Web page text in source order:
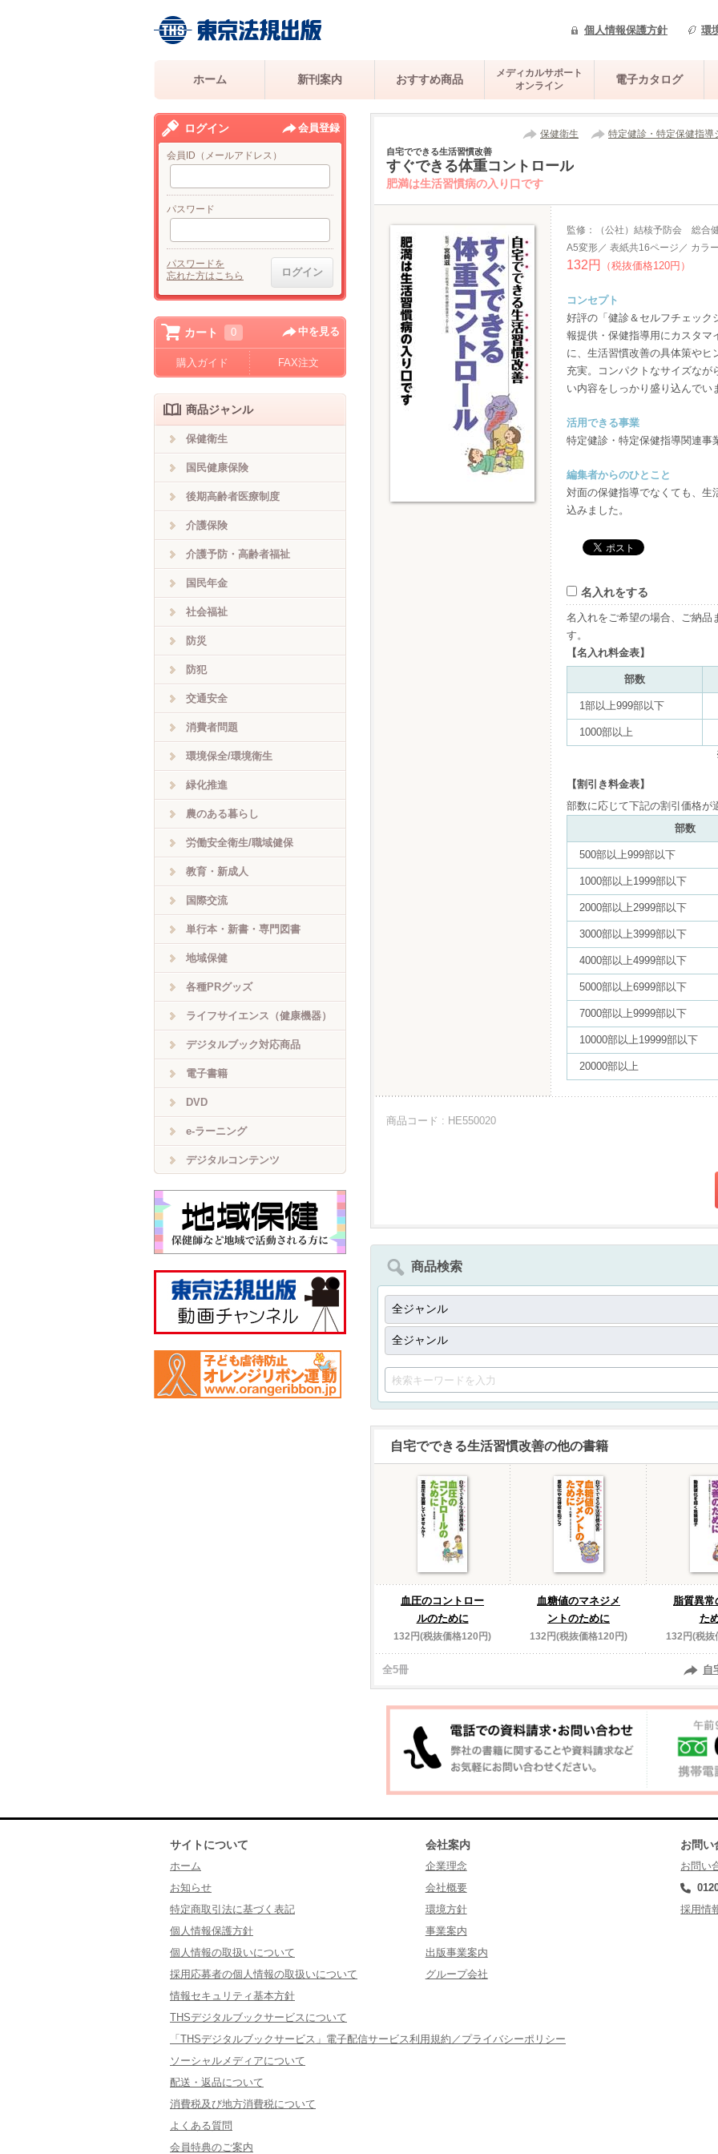
個人情報保護方針 環
ホーム 新刊案内 おすすめ商品
メディカルサポート
オンライン
電子カタログ
保健衛生 特定健診・特定保健指導
自宅でできる生活習慣改善
すぐできる体重コントロール
肥満は生活習慣病の入り口です
監修：（公社）結核予防会 総合
A5変形／ 表紙共16ページ／ カラ
132円 （税抜価格120円）
コンセプト
好評の「健診＆セルフチェック
報提供・保健指導用にカスタマ
に、生活習慣改善の具体策や
充実。コンパクトなサイズな
い内容をしっかり盛り込んでい
活用できる事業
特定健診・特定保健指導関連事
編集者からのひとこと
対面の保健指導でなくても、生
込みました。
名入れをする
名入れをご希望の場合、ご納品
す。
【名入れ料金表】
部数
1部以上999部以下
1000部以上
【割引き料金表】
部数に応じて下記の割引価格が
部数
500部以上999部以下
1000部以上1999部以下
2000部以上2999部以下
3000部以上3999部以下
4000部以上4999部以下
5000部以上6999部以下
7000部以上9999部以下
10000部以上19999部以下
20000部以上
商品コード : HE550020
商品検索
自宅でできる生活習慣改善の他の書籍
血圧のコントロー
ルのために
132円(税抜価格120円)
血糖値のマネジメ
ントのために
132円(税抜価格120円)
脂質異常
た
132円(税抜
全5冊 自
ログイン 会員登録
会員ID（メールアドレス）
パスワード
パスワードを
忘れた方はこちら
カート 0 中を見る
購入ガイド FAX注文
商品ジャンル
保健衛生
国民健康保険
後期高齢者医療制度
介護保険
介護予防・高齢者福祉
国民年金
社会福祉
防災
防犯
交通安全
消費者問題
環境保全/環境衛生
緑化推進
農のある暮らし
労働安全衛生/職域健保
教育・新成人
国際交流
単行本・新書・専門図書
地域保健
各種PRグッズ
ライフサイエンス（健康機器）
デジタルブック対応商品
電子書籍
DVD
e-ラーニング
デジタルコンテンツ
サイトについて
ホーム
お知らせ
特定商取引法に基づく表記
個人情報保護方針
個人情報の取扱いについて
採用応募者の個人情報の取扱いについて
情報セキュリティ基本方針
THSデジタルブックサービスについて
「THSデジタルブックサービス」電子配信サービス利用規約／プライバシーポリシー
ソーシャルメディアについて
配送・返品について
消費税及び地方消費税について
よくある質問
会員特典のご案内
会社案内
企業理念
会社概要
環境方針
事業案内
出版事業案内
グループ会社
お問い
お問い
採用情